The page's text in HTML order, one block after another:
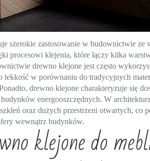
szerokie zastosowanie w budownictwie ze
procesowi klejenia, które łączy kilka
drewno klejone jest często
w porównaniu do tradycyjnych
drewno klejone charakteryzuje się
energooszczędnych. W
oraz dużych przestrzeni otwartych, co
wewnątrz budynków.
klejone do